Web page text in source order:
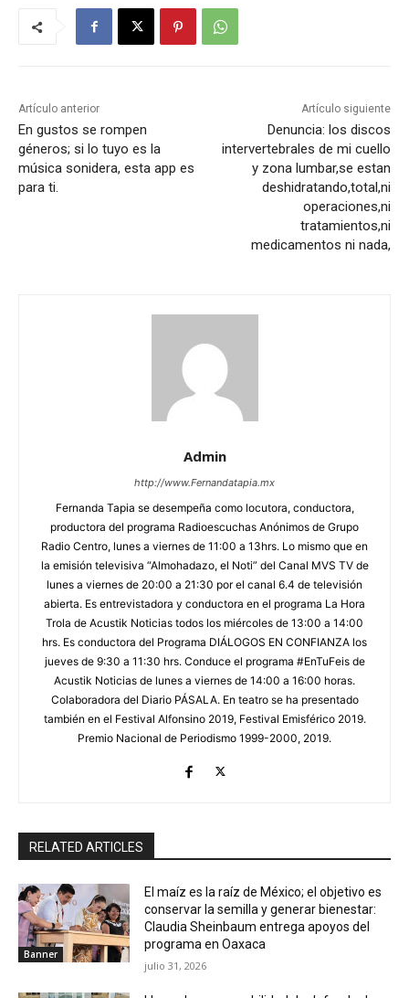
Artículo anterior
En gustos se rompen
géneros; si lo tuyo es la
música sonidera, esta app es
para ti.
Artículo siguiente
Denuncia: los discos
intervertebrales de mi cuello
y zona lumbar,se estan
deshidratando,total,ni
operaciones,ni
tratamientos,ni
medicamentos ni nada,
Admin
http://www.Fernandatapia.mx
Fernanda Tapia se desempeña como locutora, conductora,
productora del programa Radioescuchas Anónimos de Grupo
Radio Centro, lunes a viernes de 11:00 a 13hrs. Lo mismo que en
la emisión televisiva “Almohadazo, el Noti” del Canal MVS TV de
lunes a viernes de 20:00 a 21:30 por el canal 6.4 de televisión
abierta. Es entrevistadora y conductora en el programa La Hora
Trola de Acustik Noticias todos los miércoles de 13:00 a 14:00
hrs. Es conductora del Programa DIÁLOGOS EN CONFIANZA los
jueves de 9:30 a 11:30 hrs. Conduce el programa #EnTuFeis de
Acustik Noticias de lunes a viernes de 14:00 a 16:00 horas.
Colaboradora del Diario PÁSALA. En teatro se ha presentado
también en el Festival Alfonsino 2019, Festival Emisférico 2019.
Premio Nacional de Periodismo 1999-2000, 2019.
RELATED ARTICLES
Banner
El maíz es la raíz de México; el objetivo es
conservar la semilla y generar bienestar:
Claudia Sheinbaum entrega apoyos del
programa en Oaxaca
julio 31, 2026